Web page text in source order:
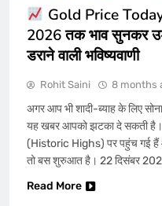
6
Dhruv
को
सच का
7
क्या
थी?
Gold Price
2026 तक भाव सुनकर
डराने वाली भविष्यवाणी
Rohit Saini 8 months
अगर आप भी शादी-ब्याह के लिए
यह खबर आपको झटका दे सकती है।
(Historic Highs) पर पहुंच गई हैं
तो बस शुरुआत है। 22 दिसंबर 2025
Read More